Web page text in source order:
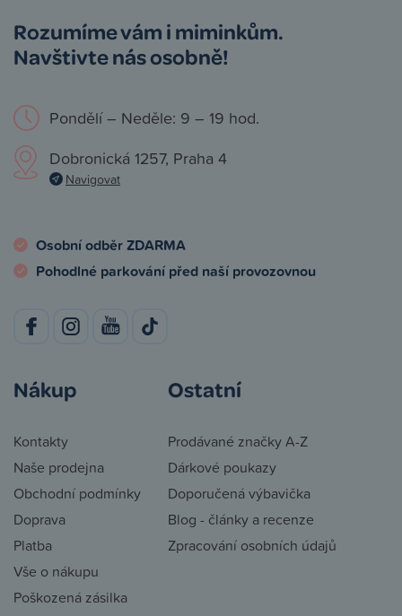
Rozumíme vám i miminkům.
Navštivte nás osobně!
Pondělí – Neděle: 9 – 19 hod.
Dobronická 1257, Praha 4
Navigovat
Osobní odběr ZDARMA
Pohodlné parkování před naší provozovnou
Nákup
Kontakty
Naše prodejna
Obchodní podmínky
Doprava
Platba
Vše o nákupu
Poškozená zásilka
Ostatní
Prodávané značky A-Z
Dárkové poukazy
Doporučená výbavička
Blog - články a recenze
Zpracování osobních údajů